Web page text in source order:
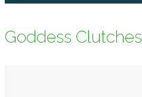
Goddess Clutches